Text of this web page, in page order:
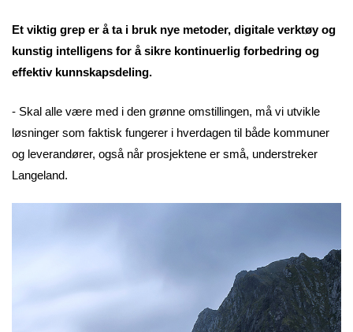
Et viktig grep er å ta i bruk nye metoder, digitale verktøy og
kunstig intelligens for å sikre kontinuerlig forbedring og
effektiv kunnskapsdeling.
- Skal alle være med i den grønne omstillingen, må vi utvikle
løsninger som faktisk fungerer i hverdagen til både kommuner
og leverandører, også når prosjektene er små, understreker
Langeland.